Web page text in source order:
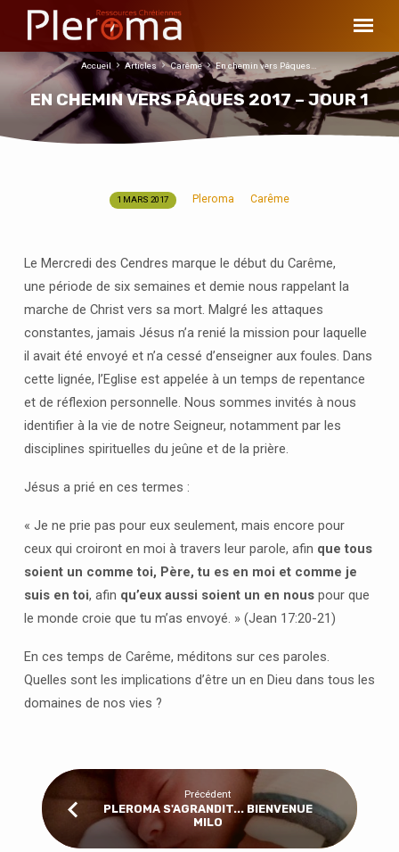
EN CHEMIN VERS PÂQUES 2017 – JOUR 1
Accueil Articles Carême En chemin vers Pâques…
VERS
PÂQUES
2017
–
JOUR
1
1 MARS 2017 Pleroma Carême
Le Mercredi des Cendres marque le début du Carême,
une période de six semaines et demie nous rappelant la
marche de Christ vers sa mort. Malgré les attaques
constantes, jamais Jésus n’a renié la mission pour laquelle
il avait été envoyé et n’a cessé d’enseigner aux foules. Dans
cette lignée, l’Eglise est appelée à un temps de repentance
et de réflexion personnelle. Nous sommes invités à nous
identifier à la vie de notre Seigneur, notamment par les
disciplines spirituelles du jeûne et de la prière.
Jésus a prié en ces termes :
« Je ne prie pas pour eux seulement, mais encore pour
ceux qui croiront en moi à travers leur parole, afin que tous
soient un comme toi, Père, tu es en moi et comme je
suis en toi, afin qu’eux aussi soient un en nouspour que
le monde croie que tu m’as envoyé. » (Jean 17:20-21)
En ces temps de Carême, méditons sur ces paroles.
Quelles sont les implications d’être un en Dieu dans tous les
domaines de nos vies ?
Précédent
PLEROMA S'AGRANDIT... BIENVENUE
MILO